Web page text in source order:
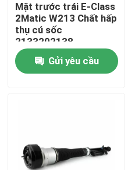
Sản phẩm
Video
Tham quan nhà máy
Mặt trước trái E-Class
2Matic W213 Chất hấp
thụ cú sốc
2133202138
Mercedes Air
SuspensionGửi yêu cầu